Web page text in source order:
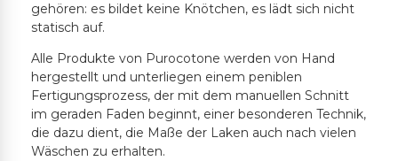
gehören: es bildet keine Knötchen, es lädt sich nicht
statisch auf.
Alle Produkte von Purocotone werden von Hand
hergestellt und unterliegen einem peniblen
Fertigungsprozess, der mit dem manuellen Schnitt
im geraden Faden beginnt, einer besonderen Technik,
die dazu dient, die Maße der Laken auch nach vielen
Wäschen zu erhalten.